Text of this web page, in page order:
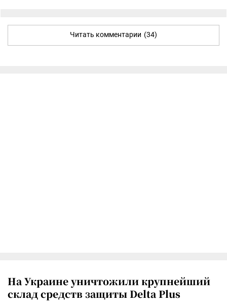
Читать комментарии (34)
На Украине уничтожили крупнейший
склад средств защиты Delta Plus